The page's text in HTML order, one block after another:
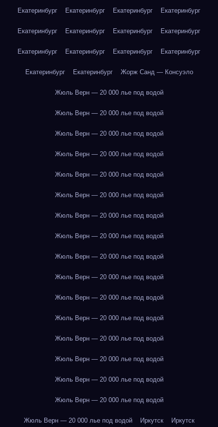
Екатеринбург Екатеринбург Екатеринбург Екатеринбург
Екатеринбург Екатеринбург Екатеринбург Екатеринбург
Екатеринбург Екатеринбург Екатеринбург Екатеринбург
Екатеринбург Екатеринбург Жорж Санд — Консуэло
Жюль Верн — 20 000 лье под водой
Жюль Верн — 20 000 лье под водой
Жюль Верн — 20 000 лье под водой
Жюль Верн — 20 000 лье под водой
Жюль Верн — 20 000 лье под водой
Жюль Верн — 20 000 лье под водой
Жюль Верн — 20 000 лье под водой
Жюль Верн — 20 000 лье под водой
Жюль Верн — 20 000 лье под водой
Жюль Верн — 20 000 лье под водой
Жюль Верн — 20 000 лье под водой
Жюль Верн — 20 000 лье под водой
Жюль Верн — 20 000 лье под водой
Жюль Верн — 20 000 лье под водой
Жюль Верн — 20 000 лье под водой
Жюль Верн — 20 000 лье под водой
Жюль Верн — 20 000 лье под водой Иркутск Иркутск